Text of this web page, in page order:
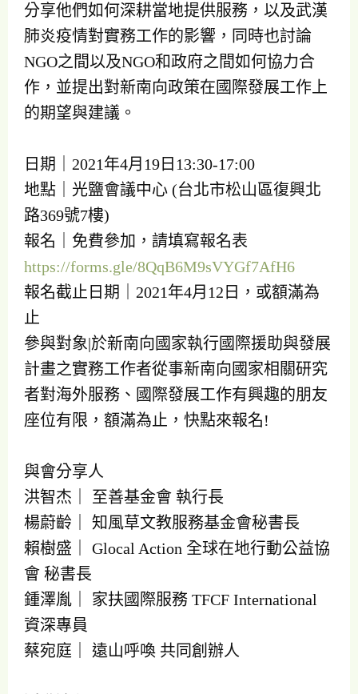
分享他們如何深耕當地提供服務，以及武漢
肺炎疫情對實務工作的影響，同時也討論
NGO之間以及NGO和政府之間如何協力合
作，並提出對新南向政策在國際發展工作上
的期望與建議。
日期｜2021年4月19日13:30-17:00
地點｜光鹽會議中心 (台北市松山區復興北
路369號7樓)
報名｜免費參加，請填寫報名表
https://forms.gle/8QqB6M9sVYGf7AfH6
報名截止日期｜2021年4月12日，或額滿為
止
參與對象|於新南向國家執行國際援助與發展
計畫之實務工作者從事新南向國家相關研究
者對海外服務、國際發展工作有興趣的朋友
座位有限，額滿為止，快點來報名!
與會分享人
洪智杰｜ 至善基金會 執行長
楊蔚齡｜ 知風草文教服務基金會秘書長
賴樹盛｜ Glocal Action 全球在地行動公益協
會 秘書長
鍾澤胤｜ 家扶國際服務 TFCF International
資深專員
蔡宛庭｜ 遠山呼喚 共同創辦人